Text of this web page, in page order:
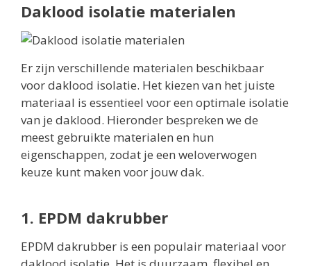
Daklood isolatie materialen
Er zijn verschillende materialen beschikbaar
voor daklood isolatie. Het kiezen van het juiste
materiaal is essentieel voor een optimale isolatie
van je daklood. Hieronder bespreken we de
meest gebruikte materialen en hun
eigenschappen, zodat je een weloverwogen
keuze kunt maken voor jouw dak.
1. EPDM dakrubber
EPDM dakrubber is een populair materiaal voor